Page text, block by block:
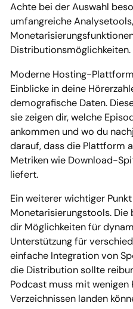
Achte bei der Auswahl
umfangreiche
Distributionsmöglichkeiten.
Moderne Hosting-
Einblicke in deine
demografische Daten.
sie zeigen dir, welche
ankommen und wo du
darauf, dass die Plattform
Metriken wie Download-
liefert.
Ein weiterer wichtiger
Monetarisierungstools.
dir Möglichkeiten für
Unterstützung für
einfache Integration von
die Distribution sollte
Podcast muss mit wenigen
Verzeichnissen landen